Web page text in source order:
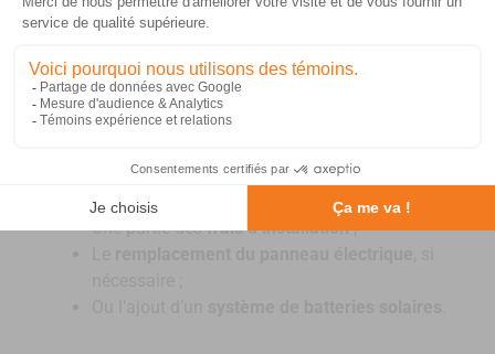
commeMaison plus verteouRénoclimatoffrent
aussi descrédits supplémentaires
Ces aides peuvent financer :
Une partie desfrais d’installation;